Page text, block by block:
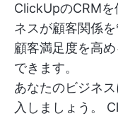
ClickUpのCRM
ネスが顧客関係
顧客満足度を高
できます。
あなたのビジネ
入しましょう。